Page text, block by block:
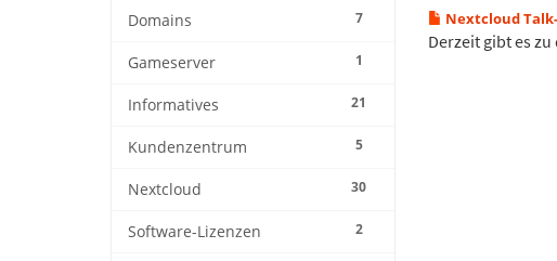
7
Domains
1
Gameserver
21
Informatives
5
Kundenzentrum
30
Nextcloud
2
Software-Lizenzen
Nextcloud
Derzeit gibt es